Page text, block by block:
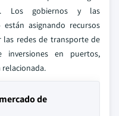
Los gobiernos y las
asignando recursos
redes de transporte de
inversiones en puertos,
de